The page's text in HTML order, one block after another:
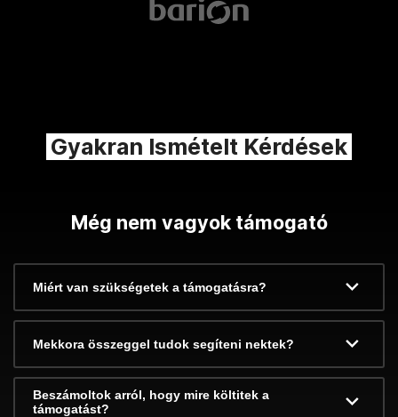
Gyakran Ismételt Kérdések
Még nem vagyok támogató
Miért van szükségetek a támogatásra?
Mekkora összeggel tudok segíteni nektek?
Beszámoltok arról, hogy mire költitek a
támogatást?